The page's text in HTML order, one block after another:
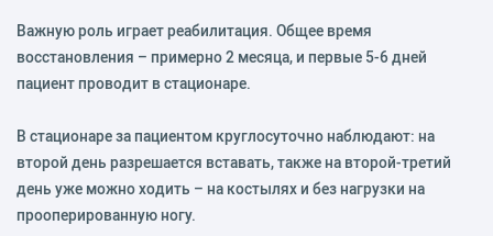
Важную роль играет реабилитация. Общее время
восстановления – примерно 2 месяца, и первые 5-6 дней
пациент проводит в стационаре.
В стационаре за пациентом круглосуточно наблюдают: на
второй день разрешается вставать, также на второй-третий
день уже можно ходить – на костылях и без нагрузки на
прооперированную ногу.